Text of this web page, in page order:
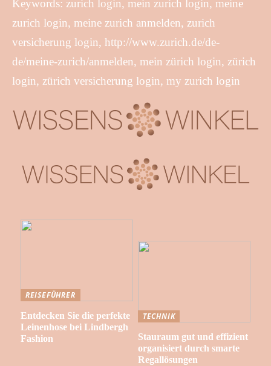
Keywords: zurich login, mein zurich login, meine
zurich login, meine zurich anmelden, zurich
versicherung login, http://www.zurich.de/de-
de/meine-zurich/anmelden, mein zürich login, zürich
login, zürich versicherung login, my zurich login
REISEFÜHRER
Entdecken Sie die perfekte
Leinenhose bei Lindbergh
Fashion
TECHNIK
Stauraum gut und effizient
organisiert durch smarte
Regallösungen